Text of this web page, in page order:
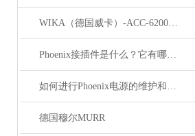
WIKA（德国威卡）-ACC-6200系列压力变送器简介
Phoenix接插件是什么？它有哪些分类？
如何进行Phoenix电源的维护和保养？
德国穆尔MURR